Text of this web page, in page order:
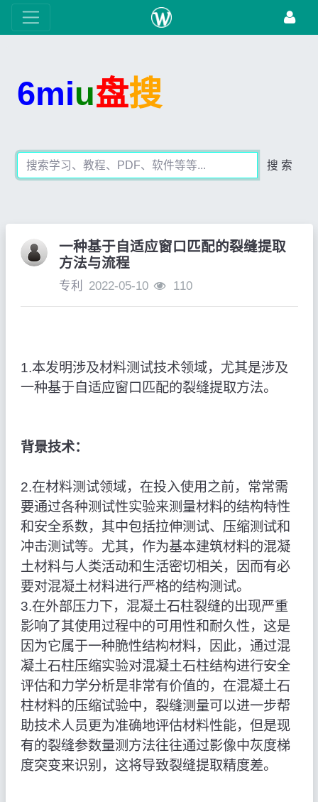
6miu盘搜
搜 索
一种基于自适应窗口匹配的裂缝提取
方法与流程
专利 2022-05-10 110
1.本发明涉及材料测试技术领域，尤其是涉及
一种基于自适应窗口匹配的裂缝提取方法。
背景技术：
2.在材料测试领域，在投入使用之前，常常需
要通过各种测试性实验来测量材料的结构特性
和安全系数，其中包括拉伸测试、压缩测试和
冲击测试等。尤其，作为基本建筑材料的混凝
土材料与人类活动和生活密切相关，因而有必
要对混凝土材料进行严格的结构测试。
3.在外部压力下，混凝土石柱裂缝的出现严重
影响了其使用过程中的可用性和耐久性，这是
因为它属于一种脆性结构材料，因此，通过混
凝土石柱压缩实验对混凝土石柱结构进行安全
评估和力学分析是非常有价值的，在混凝土石
柱材料的压缩试验中，裂缝测量可以进一步帮
助技术人员更为准确地评估材料性能，但是现
有的裂缝参数量测方法往往通过影像中灰度梯
度突变来识别，这将导致裂缝提取精度差。